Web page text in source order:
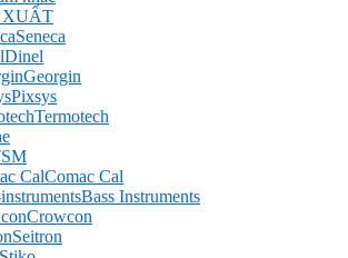
XUẤT
Seneca
Dinel
Georgin
Pixsys
Termotech
Comac Cal
Bass Instruments
Crowcon
Seitron